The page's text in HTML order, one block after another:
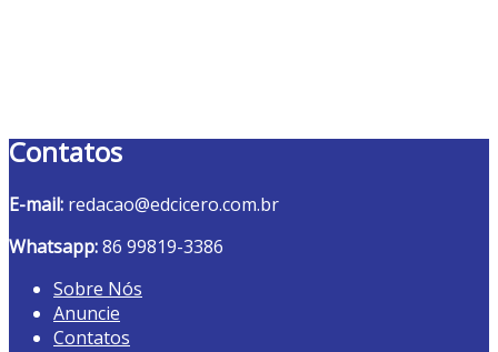
Contatos
E-mail: redacao@edcicero.com.br
Whatsapp:86 99819-3386
Sobre Nós
Anuncie
Contatos